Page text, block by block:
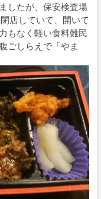
したが、保安検査場
店していて、開いて
もなく軽い食料難民
ごしらえで「やま